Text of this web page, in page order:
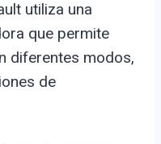
utiliza una
que permite
diferentes modos,
de